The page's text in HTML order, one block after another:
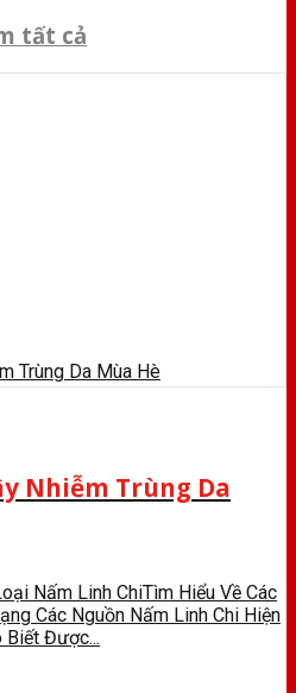
tất cả
Nhiễm Trùng Da
Nấm Linh ChiTìm Hiểu Về Các
Các Nguồn Nấm Linh Chi Hiện
Biết Được...